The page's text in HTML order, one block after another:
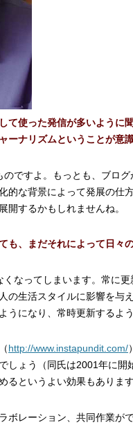
使った発信が多いように
ナリズムということが意
ですよ。もっとも、ブロ
的な背景によって発展の
開するかもしれませんね。
、まだそれによって日々
なってしまいます。常に
の生活スタイルに影響を
になり、常時更新するよ
http://www.instapundit.com/
しょう（同氏は2001年に
るというよい効果もあります
ボレーション、共同作業